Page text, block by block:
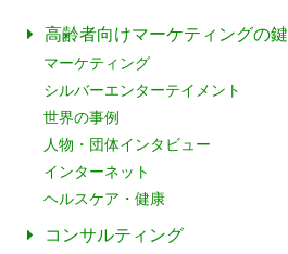
高齢者向けマーケティングの鍵
マーケティング
シルバーエンターテイメント
世界の事例
人物・団体インタビュー
インターネット
ヘルスケア・健康
コンサルティング